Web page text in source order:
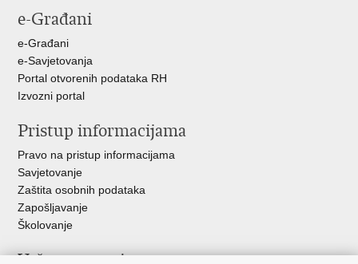
FacebookuTwitteru
e-Građani
e-Građani
e-Savjetovanja
Portal otvorenih podataka RH
Izvozni portal
Pristup informacijama
Pravo na pristup informacijama
Savjetovanje
Zaštita osobnih podataka
Zapošljavanje
Školovanje
Važne poveznice